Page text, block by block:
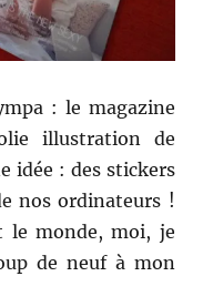
: le magazine
illustration de
idée : des stickers
nos ordinateurs !
le monde, moi, je
de neuf à mon